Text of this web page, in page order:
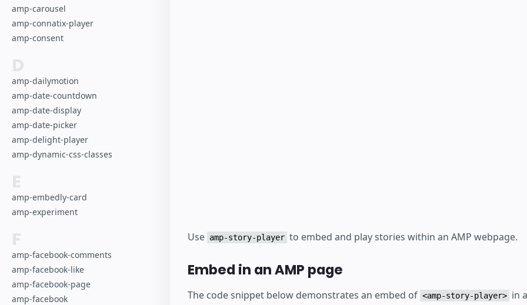
amp-carousel
amp-connatix-player
amp-consent
D
amp-dailymotion
amp-date-countdown
amp-date-display
amp-date-picker
amp-delight-player
amp-dynamic-css-classes
E
amp-embedly-card
amp-experiment
F
amp-facebook-comments
amp-facebook-like
amp-facebook-page
amp-facebook
Use amp-story-player to embed and play stories within an AMP webpage.
Embed in an AMP page
The code snippet below demonstrates an embed of <amp-story-player> in